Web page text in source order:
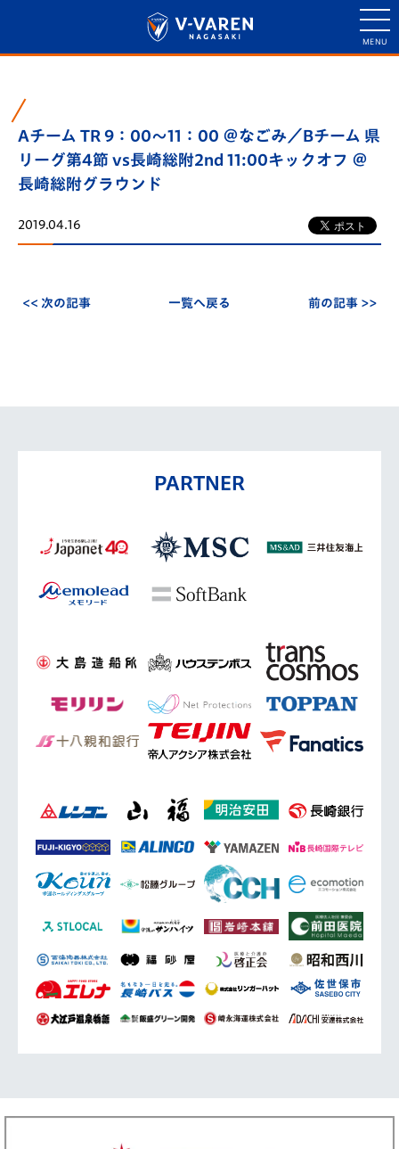
Aチーム TR 9：00～11：00 ＠なごみ／Bチーム 県
リーグ第4節 vs長崎総附2nd 11:00キックオフ ＠
長崎総附グラウンド
2019.04.16
<< 次の記事 一覧へ戻る 前の記事 >>
PARTNER